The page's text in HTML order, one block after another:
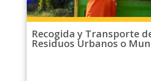
Recogida y Transporte
Residuos Urbanos o